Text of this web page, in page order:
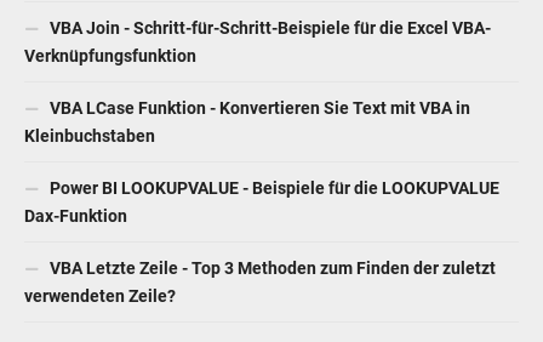
VBA Join - Schritt-für-Schritt-Beispiele für die Excel VBA-
Verknüpfungsfunktion
VBA LCase Funktion - Konvertieren Sie Text mit VBA in
Kleinbuchstaben
Power BI LOOKUPVALUE - Beispiele für die LOOKUPVALUE
Dax-Funktion
VBA Letzte Zeile - Top 3 Methoden zum Finden der zuletzt
verwendeten Zeile?